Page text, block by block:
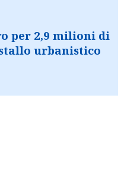
per 2,9 milioni di
urbanistico